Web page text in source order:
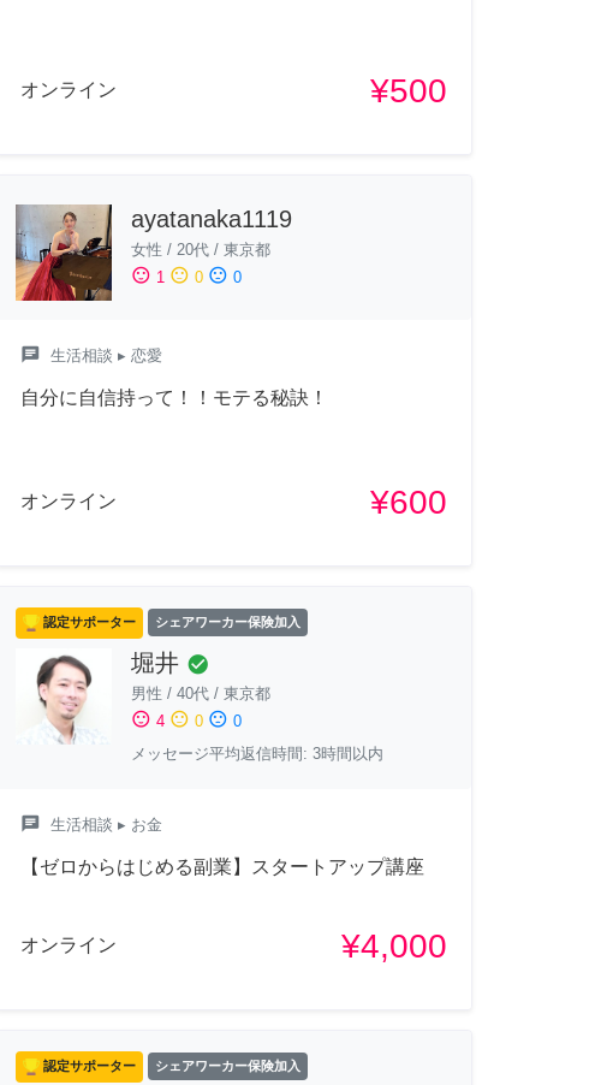
オンライン ¥500
ayatanaka1119
女性 / 20代/ 東京都
sentiment_satisfied 1 sentiment_neutral 0 sentiment_dissatisfied 0
chat 生活相談 ▸ 恋愛
自分に自信持って！！モテる秘訣！
オンライン ¥600
認定サポーター シェアワーカー保険加入
堀井 check_circle
男性 / 40代/ 東京都
sentiment_satisfied 4 sentiment_neutral 0 sentiment_dissatisfied 0
メッセージ平均返信時間: 3時間以内
chat 生活相談 ▸ お金
【ゼロからはじめる副業】スタートアップ講座
オンライン ¥4,000
認定サポーター シェアワーカー保険加入